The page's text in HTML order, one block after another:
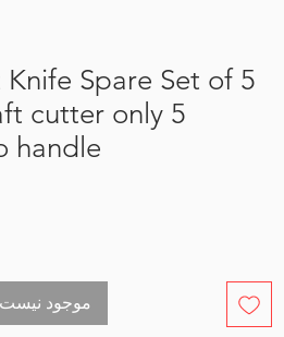
Spare Set of 5
cutter only 5
handle
out of stock موجود نیست